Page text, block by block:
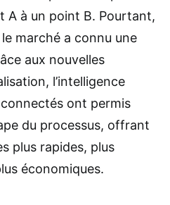
A à un point B. Pourtant,
marché a connu une
aux nouvelles
l’intelligence
ont permis
du processus, offrant
plus rapides, plus
économiques.